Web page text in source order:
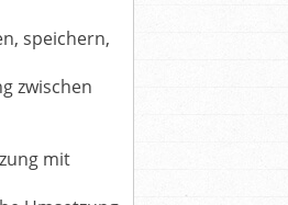
speichern,
zwischen
mit